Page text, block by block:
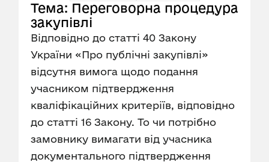
Тема: Переговорна процедура
закупівлі
Відповідно до статті 40 Закону
України «Про публічні закупівлі»
відсутня вимога щодо подання
учасником підтвердження
кваліфікаційних критеріїв, відповідно
до статті 16 Закону. То чи потрібно
замовнику вимагати від учасника
документального підтвердження